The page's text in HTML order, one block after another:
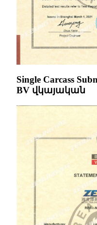
Single Carcass
BV վկայական